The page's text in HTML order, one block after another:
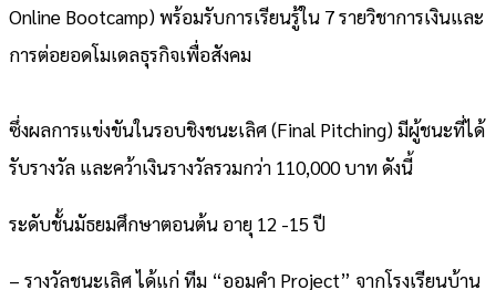
Online Bootcamp) พร้อมรับการเรียนรู้ใน 7 รายวิชาการเงินและ
การต่อยอดโมเดลธุรกิจเพื่อสังคม
ซึ่งผลการแข่งขันในรอบชิงชนะเลิศ (Final Pitching) มีผู้ชนะที่ได้
รับรางวัล และคว้าเงินรางวัลรวมกว่า 110,000 บาท ดังนี้
ระดับชั้นมัธยมศึกษาตอนต้น อายุ 12 -15 ปี
– รางวัลชนะเลิศ ได้แก่ ทีม “ออมคำ Project” จากโรงเรียนบ้าน